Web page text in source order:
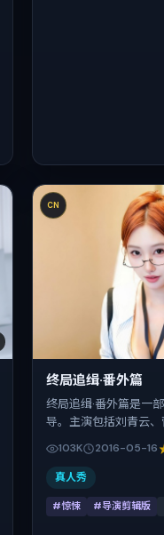
CN
终局追缉·番外篇
终局追缉·番外篇是一
导。主演包括刘青云
国取景与发行，2016
映日期 2016-05-16
103K 2016-05-16
真人秀
#惊悚 #导演剪辑版